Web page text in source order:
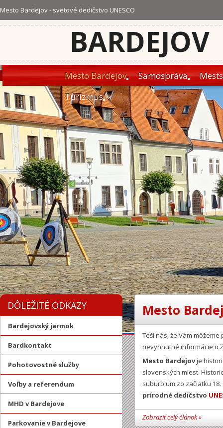
Mesto Bardejov - svetové dedičstvo UNESCO
BARDEJOV
Mesto Bardejov Samospráva
Turizmus
DÔLEŽITÉ ODKAZY
Bardejovský jarmok
Bardkontakt
Pohotovostné služby
Voľby a referendum
MHD v Bardejove
Parkovanie v Bardejove
Mesto
Teší nás, že Vám
nevyhnutné informácie o
Mesto Bardejovje
slovenských miest.
suburbium zo začiatku
prírodné dedičstvo
Zobraziť celý článok »